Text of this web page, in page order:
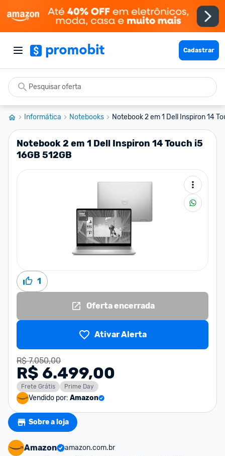
Cadastrar
Informática Notebooks Notebook 2 em 1 Dell Inspiron 14
Notebook 2 em 1 Dell Inspiron 14 Touch i5
16GB 512GB
1
Oferta encerrada
Ativar Alerta
R$ 7.050,00
R$ 6.499,00
Frete Grátis Prime Day
Vendido por: Amazon
Sobre a loja
Amazon
amazon.com.br